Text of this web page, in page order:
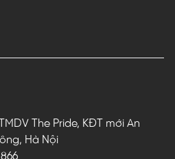
The Pride, KĐT mới An
Hà Nội